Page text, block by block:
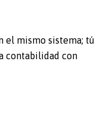
el mismo sistema; tú
contabilidad con